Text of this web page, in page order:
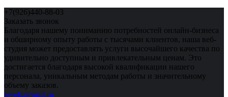
+7(926)440-88-03
Заказать звонок
Благодаря нашему пониманию потребностей онлайн-бизнеса
и обширному опыту работы с тысячами клиентов, наша веб-
студия может предоставлять услуги высочайшего качества по
удивительно доступным и привлекательным ценам. Это
достигается благодаря высокой квалификации нашего
персонала, уникальным методам работы и значительному
объему заказов.
levelx@mail.ru